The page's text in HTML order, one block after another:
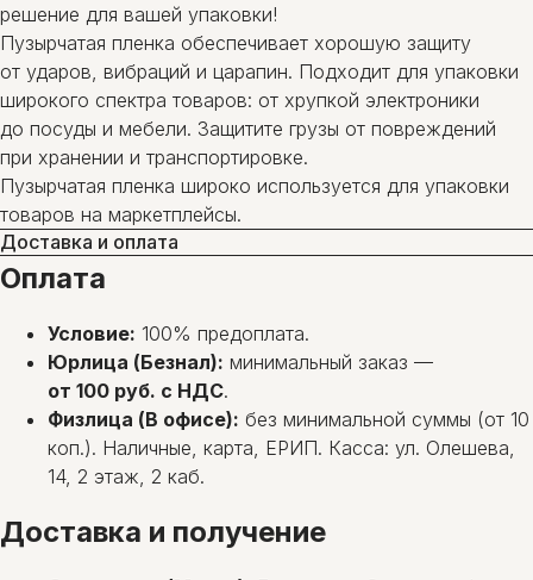
решение для вашей упаковки!
Пузырчатая пленка обеспечивает хорошую защиту
от ударов, вибраций и царапин. Подходит для упаковки
широкого спектра товаров: от хрупкой электроники
до посуды и мебели. Защитите грузы от повреждений
при хранении и транспортировке.
Пузырчатая пленка широко используется для упаковки
товаров на маркетплейсы.
Доставка и оплата
Оплата
Условие: 100% предоплата.
Юрлица (Безнал): минимальный заказ —
от 100 руб. с НДС.
Физлица (В офисе): без минимальной суммы (от 10
коп.). Наличные, карта, ЕРИП. Касса: ул. Олешева,
14, 2 этаж, 2 каб.
Доставка и получение